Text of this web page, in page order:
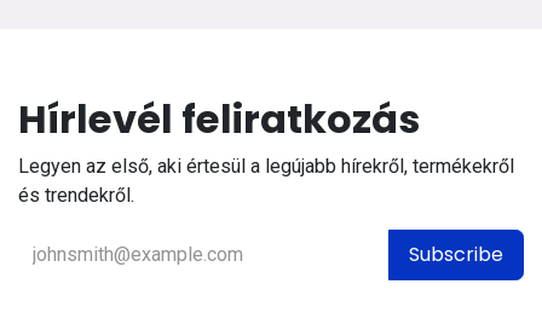
Hírlevél feliratkozás
Legyen az első, aki értesül a legújabb hírekről, termékekről
és trendekről.
Subscribe